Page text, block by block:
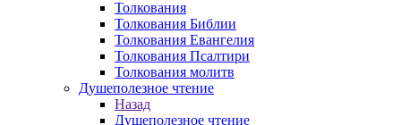
Толкования
Толкования Библии
Толкования Евангелия
Толкования Псалтири
Толкования молитв
Душеполезное чтение
Назад
Душеполезное чтение